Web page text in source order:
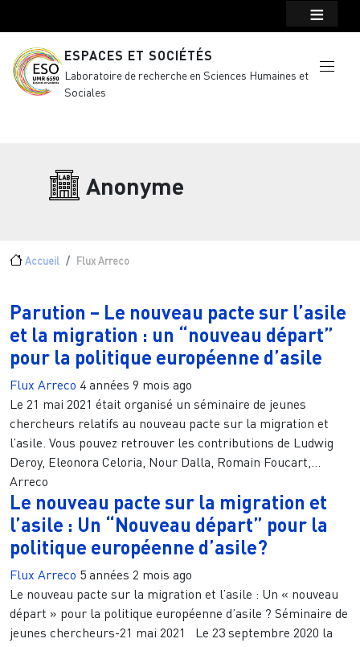
ESPACES ET SOCIÉTÉS
Laboratoire de recherche en Sciences Humaines et
Sociales
Anonyme
Fil d'Ariane
Accueil Flux Arreco
Parution – Le nouveau pacte sur l’asile
et la migration : un “nouveau départ”
pour la politique européenne d’asile
Flux Arreco 4 années 9 mois ago
Le 21 mai 2021 était organisé un séminaire de jeunes
chercheurs relatifs au nouveau pacte sur la migration et
l’asile. Vous pouvez retrouver les contributions de Ludwig
Deroy, Eleonora Celoria, Nour Dalla, Romain Foucart,...
Arreco
Le nouveau pacte sur la migration et
l’asile : Un “Nouveau départ” pour la
politique européenne d’asile?
Flux Arreco 5 années 2 mois ago
Le nouveau pacte sur la migration et l’asile : Un « nouveau
départ » pour la politique européenne d’asile ? Séminaire de
jeunes chercheurs-21 mai 2021 Le 23 septembre 2020 la